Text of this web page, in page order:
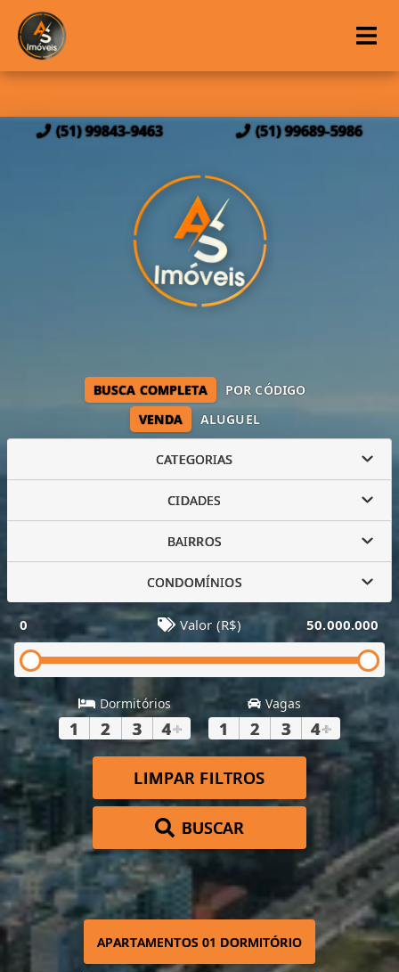
(51) 99843-9463 (51) 99689-5986
VENDA ALUGUEL
BUSCA COMPLETA POR CÓDIGO
CATEGORIAS
CIDADES
BAIRROS
CONDOMÍNIOS
0 Valor (R$) 50.000.000
Dormitórios
1 2 3 4+
Vagas
1 2 3 4+
LIMPAR FILTROS
BUSCAR
APARTAMENTOS 01 DORMITÓRIO